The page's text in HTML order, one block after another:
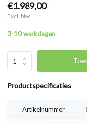
€1.989,00 .
Excl. btw
3-10 werkdagen
Productspecificaties
Artikelnummer